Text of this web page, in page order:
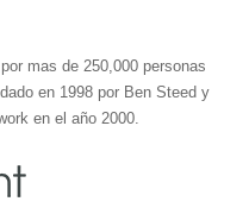
mas de 250,000 personas
en 1998 por Ben Steed y
en el año 2000.